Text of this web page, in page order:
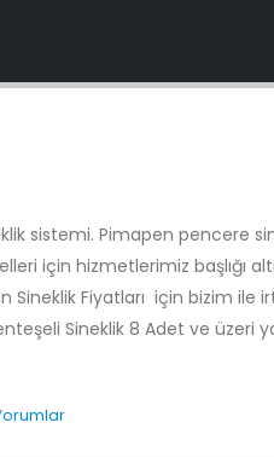
sistemi. Pimapen pencere
için hizmetlerimiz başlığı
Sineklik Fiyatları için bizim ile
Sineklik 8 Adet ve üzeri